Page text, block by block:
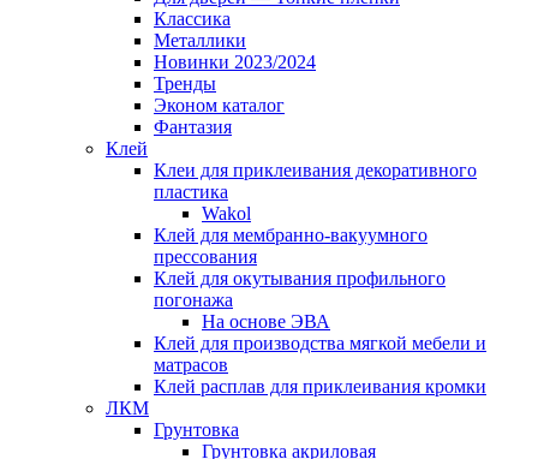
Классика
Металлики
Новинки 2023/2024
Тренды
Эконом каталог
Фантазия
Клей
Клеи для приклеивания декоративного
пластика
Wakol
Клей для мембранно-вакуумного
прессования
Клей для окутывания профильного
погонажа
На основе ЭВА
Клей для производства мягкой мебели и
матрасов
Клей расплав для приклеивания кромки
ЛКМ
Грунтовка
Грунтовка акриловая